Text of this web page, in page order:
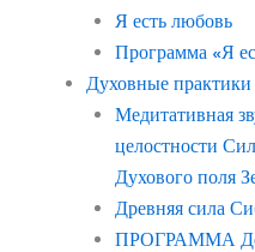
Я есть любовь
Программа «Я
Духовные практики
Медитативная
целостности
Духового поля
Древняя сила
ПРОГРАММА